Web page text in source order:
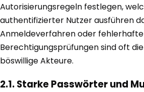
Autorisierungsregeln festlegen,
authentifizierter Nutzer ausführen
Anmeldeverfahren oder fehlerhafte
Berechtigungsprüfungen sind oft
böswillige Akteure.
2.1. Starke Passwörter und